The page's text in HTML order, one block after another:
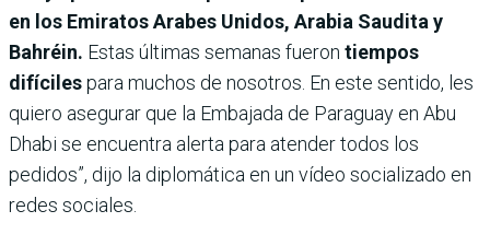
en los Emiratos Arabes Unidos, Arabia Saudita y
Bahréin. Estas últimas semanas fueron tiempos
difícilespara muchos de nosotros. En este sentido, les
quiero asegurar que la Embajada de Paraguay en Abu
Dhabi se encuentra alerta para atender todos los
pedidos”, dijo la diplomática en un vídeo socializado en
redes sociales.